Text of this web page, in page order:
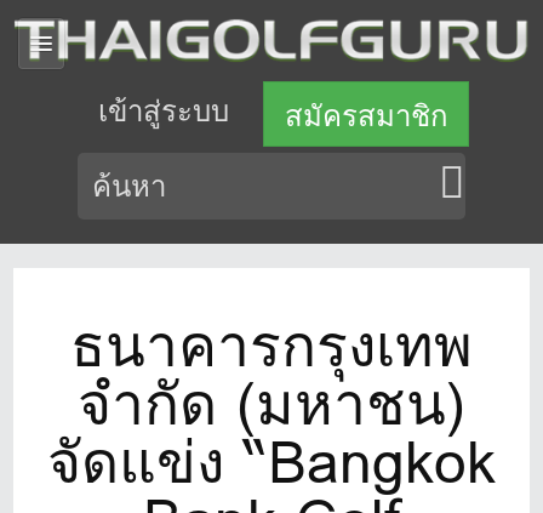
เข้าสู่ระบบ สมัครสมาชิก
ธนาคารกรุงเทพ
จำกัด (มหาชน)
จัดแข่ง “Bangkok